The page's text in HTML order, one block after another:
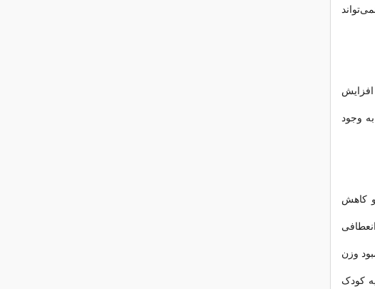
افزایش
وجود
و کاهش
کمبود وزن
کودک